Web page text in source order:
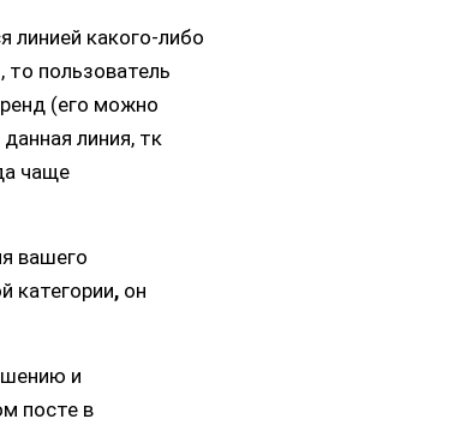
какого-либо
то пользователь
(его можно
линия, тк
чаще
вашего
категории, он
и
посте в